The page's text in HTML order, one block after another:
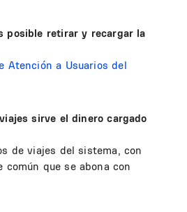
posible retirar y recargar la
Atención a Usuarios del
sirve el dinero cargado
de viajes del sistema, con
común que se abona con